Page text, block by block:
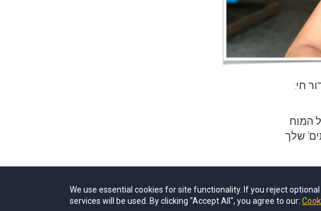
חי:
המוח.
' שלך
We use essential cookies for site functionality. If you reject
services will be used. By clicking "Accept All", you agree to our: